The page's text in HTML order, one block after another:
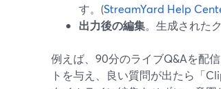
す。(StreamYard Help
出力後の編集。生成された
例えば、90分のライブQ&Aを配
トを与え、良い質問が出たら「